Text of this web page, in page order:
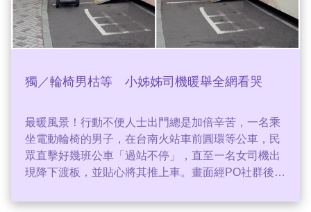
獨／輪椅男枯等 小姊姊司機暖舉全網看哭
最暖風景！行動不便人士出門總是加倍辛苦，一名乘
坐電動輪椅的男子，在台南火站車前圓環等公車，民
眾直擊好幾班公車「過站不停」，直至一名女司機出
現降下渡板，並貼心將其推上車。畫面經PO社群後，
將」信件。暖心女運將身份曝光，年僅20多歲，開公